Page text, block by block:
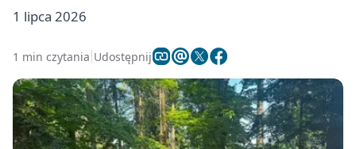
1 lipca 2026
1 min czytania Udostępnij